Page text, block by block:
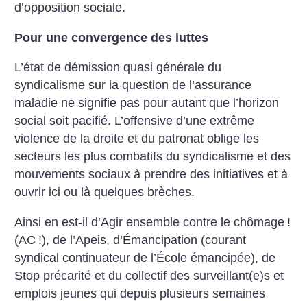
d’opposition sociale.
Pour une convergence des luttes
L’état de démission quasi générale du
syndicalisme sur la question de l’assurance
maladie ne signifie pas pour autant que l’horizon
social soit pacifié. L’offensive d’une extrême
violence de la droite et du patronat oblige les
secteurs les plus combatifs du syndicalisme et des
mouvements sociaux à prendre des initiatives et à
ouvrir ici ou là quelques brèches.
Ainsi en est-il d’Agir ensemble contre le chômage !
(AC !), de l’Apeis, d’Émancipation (courant
syndical continuateur de l’École émancipée), de
Stop précarité et du collectif des surveillant(e)s et
emplois jeunes qui depuis plusieurs semaines